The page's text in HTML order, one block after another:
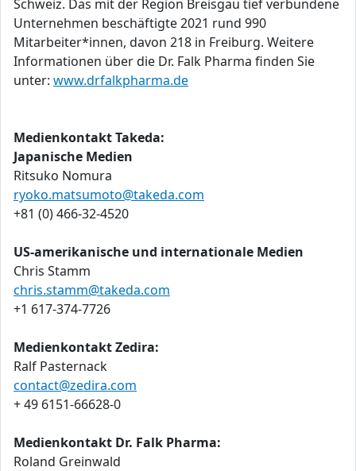
Schweiz. Das mit der Region Breisgau tief verbundene
Unternehmen beschäftigte 2021 rund 990
Mitarbeiter*innen, davon 218 in Freiburg. Weitere
Informationen über die Dr. Falk Pharma finden Sie
unter: www.drfalkpharma.de
Medienkontakt Takeda:
Japanische Medien
Ritsuko Nomura
ryoko.matsumoto@takeda.com
+81 (0) 466-32-4520
US-amerikanische und internationale Medien
Chris Stamm
chris.stamm@takeda.com
+1 617-374-7726
Medienkontakt Zedira:
Ralf Pasternack
contact@zedira.com
+ 49 6151-66628-0
Medienkontakt Dr. Falk Pharma:
Roland Greinwald